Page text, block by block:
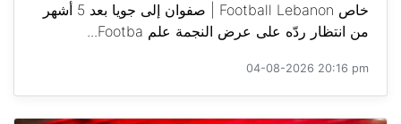
خاص Football Lebanon | صفوان إلى جويا بعد 5 أشهر
من انتظار ردّه على عرض النجمة علم Footba...
04-08-2026 20:16 pm